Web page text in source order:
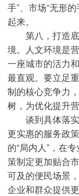
手”、市场“无形
起来。
第八，打造底
境。人文环境是
一座城市的活力
最直观。要立足
制的核心竞争力
树，为优化提升
谈到具体落实
更实惠的服务政
的“局内人”，在
策制定更加贴合
可及的便民场景
企业和群众提供